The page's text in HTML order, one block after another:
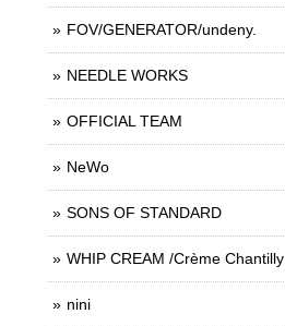
FOV/GENERATOR/undeny.
NEEDLE WORKS
OFFICIAL TEAM
NeWo
SONS OF STANDARD
WHIP CREAM /Crème Chantilly
nini